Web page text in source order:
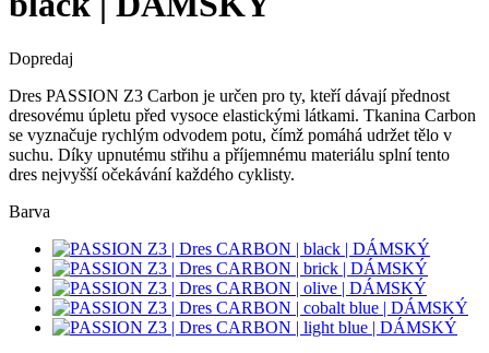
Dopredaj
Dres PASSION Z3 Carbon je určen pro ty, kteří dávají přednost
dresovému úpletu před vysoce elastickými látkami. Tkanina Carbon
se vyznačuje rychlým odvodem potu, čímž pomáhá udržet tělo v
suchu. Díky upnutému střihu a příjemnému materiálu splní tento
dres nejvyšší očekávání každého cyklisty.
Barva